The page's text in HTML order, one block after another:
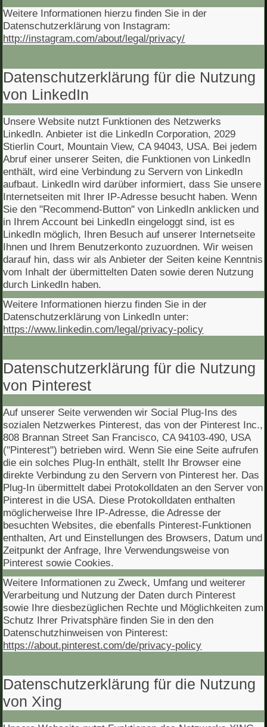
Weitere Informationen hierzu finden Sie in der
Datenschutzerklärung von Instagram:
http://instagram.com/about/legal/privacy/
Datenschutzerklärung für die Nutzung
von LinkedIn
Unsere Website nutzt Funktionen des Netzwerks
LinkedIn. Anbieter ist die LinkedIn Corporation, 2029
Stierlin Court, Mountain View, CA 94043, USA. Bei jedem
Abruf einer unserer Seiten, die Funktionen von LinkedIn
enthält, wird eine Verbindung zu Servern von LinkedIn
aufbaut. LinkedIn wird darüber informiert, dass Sie unsere
Internetseiten mit Ihrer IP-Adresse besucht haben. Wenn
Sie den "Recommend-Button" von LinkedIn anklicken und
in Ihrem Account bei LinkedIn eingeloggt sind, ist es
LinkedIn möglich, Ihren Besuch auf unserer Internetseite
Ihnen und Ihrem Benutzerkonto zuzuordnen. Wir weisen
darauf hin, dass wir als Anbieter der Seiten keine Kenntnis
vom Inhalt der übermittelten Daten sowie deren Nutzung
durch LinkedIn haben.
Weitere Informationen hierzu finden Sie in der
Datenschutzerklärung von LinkedIn unter:
https://www.linkedin.com/legal/privacy-policy
Datenschutzerklärung für die Nutzung
von Pinterest
Auf unserer Seite verwenden wir Social Plug-Ins des
sozialen Netzwerkes Pinterest, das von der Pinterest Inc.,
808 Brannan Street San Francisco, CA 94103-490, USA
("Pinterest") betrieben wird. Wenn Sie eine Seite aufrufen
die ein solches Plug-In enthält, stellt Ihr Browser eine
direkte Verbindung zu den Servern von Pinterest her. Das
Plug-In übermittelt dabei Protokolldaten an den Server von
Pinterest in die USA. Diese Protokolldaten enthalten
möglicherweise Ihre IP-Adresse, die Adresse der
besuchten Websites, die ebenfalls Pinterest-Funktionen
enthalten, Art und Einstellungen des Browsers, Datum und
Zeitpunkt der Anfrage, Ihre Verwendungsweise von
Pinterest sowie Cookies.
Weitere Informationen zu Zweck, Umfang und weiterer
Verarbeitung und Nutzung der Daten durch Pinterest
sowie Ihre diesbezüglichen Rechte und Möglichkeiten zum
Schutz Ihrer Privatsphäre finden Sie in den den
Datenschutzhinweisen von Pinterest:
https://about.pinterest.com/de/privacy-policy
Datenschutzerklärung für die Nutzung
von Xing